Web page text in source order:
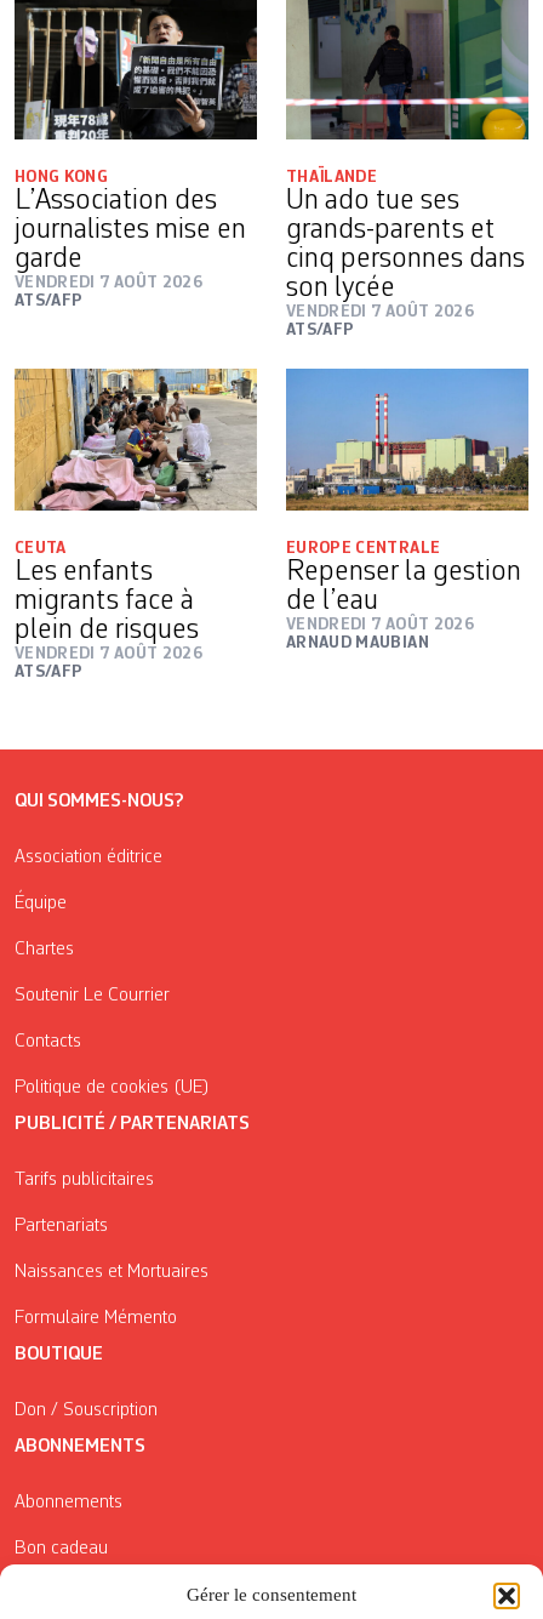
Gérer le consentement
HONG KONG
L’Association des
journalistes mise en
garde
VENDREDI 7 AOÛT 2026
ATS/AFP
THAÏLANDE
Un ado tue ses
grands-parents et
cinq personnes dans
son lycée
VENDREDI 7 AOÛT 2026
ATS/AFP
CEUTA
Les enfants
migrants face à
plein de risques
VENDREDI 7 AOÛT 2026
ATS/AFP
EUROPE CENTRALE
Repenser la gestion
de l’eau
VENDREDI 7 AOÛT 2026
ARNAUD MAUBIAN
QUI SOMMES-NOUS?
Association éditrice
Équipe
Chartes
Soutenir Le Courrier
Contacts
Politique de cookies (UE)
PUBLICITÉ / PARTENARIATS
Tarifs publicitaires
Partenariats
Naissances et Mortuaires
Formulaire Mémento
BOUTIQUE
Don / Souscription
ABONNEMENTS
Abonnements
Bon cadeau
Conditions générales de vente